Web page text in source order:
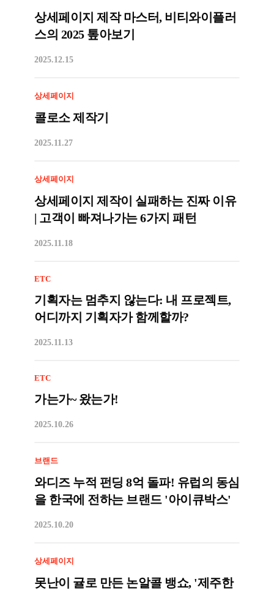
상세페이지 제작 마스터, 비티와이플러
스의 2025 톺아보기
2025.12.15
상세페이지
콜로소 제작기
2025.11.27
상세페이지
상세페이지 제작이 실패하는 진짜 이유
| 고객이 빠져나가는 6가지 패턴
2025.11.18
ETC
기획자는 멈추지 않는다: 내 프로젝트,
어디까지 기획자가 함께할까?
2025.11.13
ETC
가는가~ 왔는가!
2025.10.26
브랜드
와디즈 누적 펀딩 8억 돌파! 유럽의 동심
을 한국에 전하는 브랜드 '아이큐박스'
2025.10.20
상세페이지
못난이 귤로 만든 논알콜 뱅쇼, '제주한